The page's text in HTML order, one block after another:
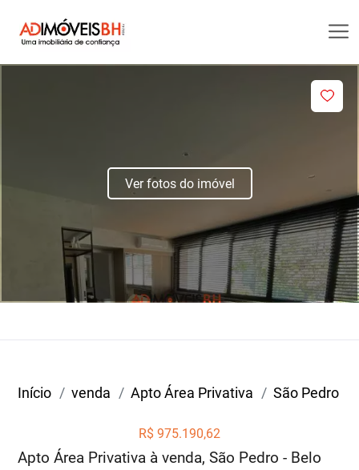
Ver fotos do imóvel
Início venda Apto Área Privativa São Pedro
R$ 975.190,62
Apto Área Privativa à venda, São Pedro - Belo